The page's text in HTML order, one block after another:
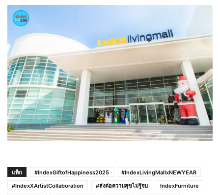
แท็ก #IndexGiftofHappiness2025
#IndexLivingMallxNEWYEAR
#IndexXArtistCollaboration
#ส่งต่อความสุขไม่รู้จบ
IndexFurniture